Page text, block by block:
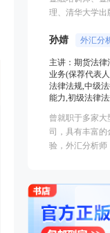
免费听